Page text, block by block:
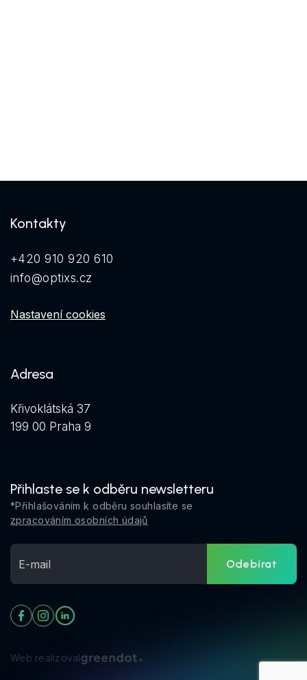
Kontakty
+420 910 920 610
info@optixs.cz
Nastavení cookies
Adresa
Křivoklátská 37
199 00 Praha 9
Přihlaste se k odběru newsletteru
*Přihlašováním k odběru souhlasíte se
zpracováním osobních údajů
Odebírat
Web realizoval